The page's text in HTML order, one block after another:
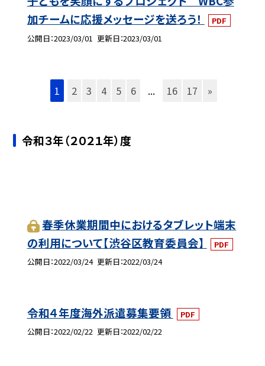
加チームに応援メッセージを送ろう！
PDF
公開日 2023/03/01 更新日 2023/03/01
1 2 3 4 5 6 ... 16 17 »
令和３年（２０２１年）度
春季休業期間中におけるタブレット端末
の利用について【渋谷区教育委員会】
PDF
公開日 2022/03/24 更新日 2022/03/24
令和４年度海外派遣募集要領
PDF
公開日 2022/02/22 更新日 2022/02/22